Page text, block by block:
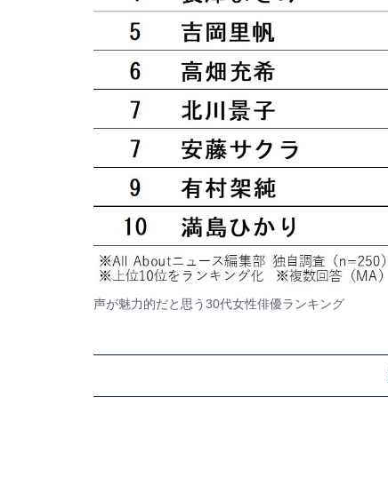
声が魅力的だと思う30代女性俳優ランキング